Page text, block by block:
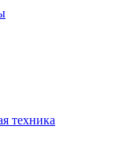
техника